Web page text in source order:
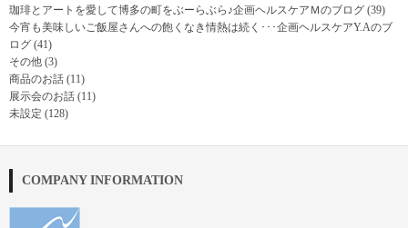
珈琲とアートを愛して博多の町をぶーらぶら♪企画ヘルスケアＭのブログ (39)
今宵も美味しいご飯屋さんへの飽くなき情熱は続く･･･企画ヘルスケアY.Aのブ
ログ (41)
その他 (3)
商品のお話 (11)
展示会のお話 (11)
未設定 (128)
COMPANY INFORMATION